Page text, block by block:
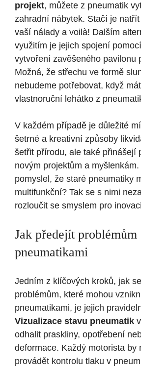
projekt, můžete z pneumatik
zahradní nábytek. Stačí je
vaší nálady a voilà! Dalším
využitím je jejich spojení
vytvoření zavěšeného pavilonu
Možná, že střechu ve formě
nebudeme potřebovat, když
vlastnoruční lehátko z
V každém případě je důležité
šetrné a kreativní způsoby
šetřit přírodu, ale také přinášejí
novým projektům a
pomyslel, že staré pneumatiky
multifunkční? Tak se s nimi
rozloučit se smyslem pro
Jak předejít problémům
pneumatikami
Jedním z klíčových kroků, jak
problémům, které mohou
pneumatikami, je jejich
Vizualizace stavu pneumatik
odhalit praskliny, opotřebení
deformace. Každý motorista by
provádět kontrolu tlaku v